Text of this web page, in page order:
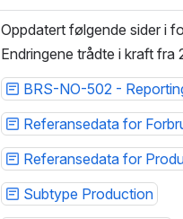
Oppdatert følgende sider i
Endringene trådte i kraft fra
BRS-NO-502 -
Referansedata for
Referansedata for
Subtype Production